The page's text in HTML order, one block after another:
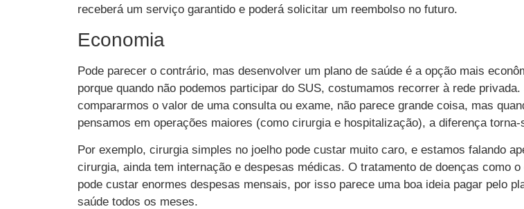
receberá um serviço garantido e poderá solicitar um reembolso no futuro.
Economia
Pode parecer o contrário, mas desenvolver um plano de saúde é a opção mais
porque quando não podemos participar do SUS, costumamos recorrer à rede privada.
compararmos o valor de uma consulta ou exame, não parece grande coisa, mas
pensamos em operações maiores (como cirurgia e hospitalização), a diferença torna-
Por exemplo, cirurgia simples no joelho pode custar muito caro, e estamos falando
cirurgia, ainda tem internação e despesas médicas. O tratamento de doenças como o
pode custar enormes despesas mensais, por isso parece uma boa ideia pagar pelo
saúde todos os meses.